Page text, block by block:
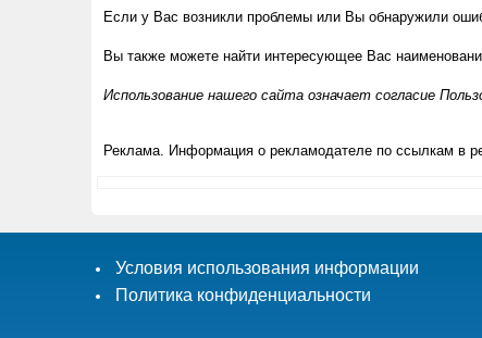
Если у Вас возникли проблемы или Вы обнаружили
Вы также можете найти интересующее Вас
Использование нашего сайта означает согласие
Реклама. Информация о рекламодателе по ссылкам в
Условия использования информации
Политика конфиденциальности